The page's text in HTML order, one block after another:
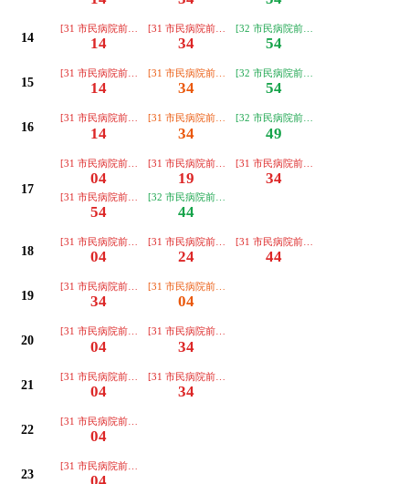
14
[31 市民病院前経由 笹津行き]
14
[31 市民病院前経由 笹津行き]
34
[32 市民病院前経由 笹津春日温泉行き]
54
15
[31 市民病院前経由 笹津行き]
14
[31 市民病院前経由 猪谷行き]
34
[32 市民病院前経由 笹津春日温泉行き]
54
16
[31 市民病院前経由 笹津行き]
14
[31 市民病院前経由 猪谷行き]
34
[32 市民病院前経由 笹津春日温泉行き]
49
17
[31 市民病院前経由 笹津行き]
04
[31 市民病院前経由 笹津行き]
19
[31 市民病院前経由 笹津行き]
34
[31 市民病院前経由 笹津行き]
54
[32 市民病院前経由 笹津春日温泉行き]
44
18
[31 市民病院前経由 笹津行き]
04
[31 市民病院前経由 笹津行き]
24
[31 市民病院前経由 笹津行き]
44
19
[31 市民病院前経由 笹津行き]
34
[31 市民病院前経由 猪谷行き]
04
20
[31 市民病院前経由 笹津行き]
04
[31 市民病院前経由 笹津行き]
34
21
[31 市民病院前経由 笹津行き]
04
[31 市民病院前経由 笹津行き]
34
22
[31 市民病院前経由 笹津行き]
04
23
[31 市民病院前経由 笹津行き](スターライトバス)